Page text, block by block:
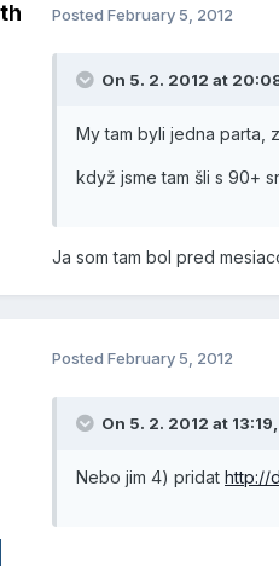
Posted February 5, 2012
On 5. 2. 2012 at
My tam byli jedna parta,
když jsme tam šli s 90+
Ja som tam bol pred
Posted February 5, 2012
On 5. 2. 2012 at
Nebo jim 4) pridat http://